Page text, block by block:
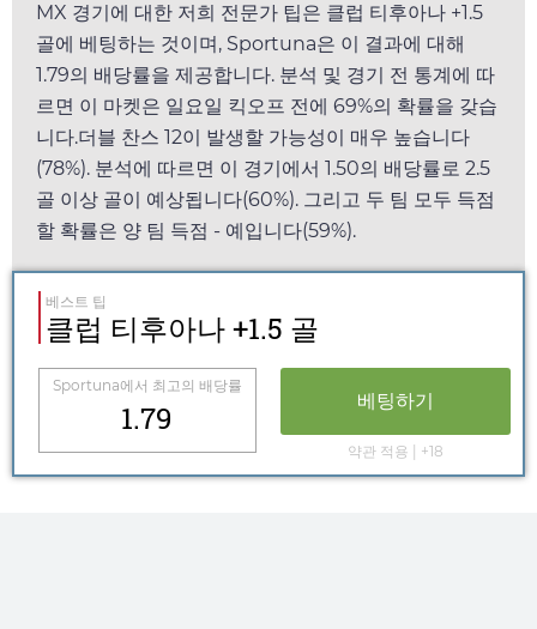
MX 경기에 대한 저희 전문가 팁은 클럽 티후아나 +1.5
골에 베팅하는 것이며, Sportuna은 이 결과에 대해
1.79의 배당률을 제공합니다. 분석 및 경기 전 통계에 따
르면 이 마켓은 일요일 킥오프 전에 69%의 확률을 갖습
니다.더블 찬스 12이 발생할 가능성이 매우 높습니다
(78%). 분석에 따르면 이 경기에서 1.50의 배당률로 2.5
골 이상 골이 예상됩니다(60%). 그리고 두 팀 모두 득점
할 확률은 양 팀 득점 - 예입니다(59%).
베스트 팁
클럽 티후아나 +1.5 골
Sportuna에서 최고의 배당률
1.79 베팅하기
약관 적용 | +18